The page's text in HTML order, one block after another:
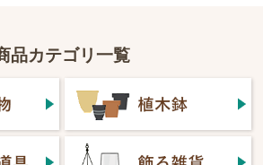
品カテゴリ一覧